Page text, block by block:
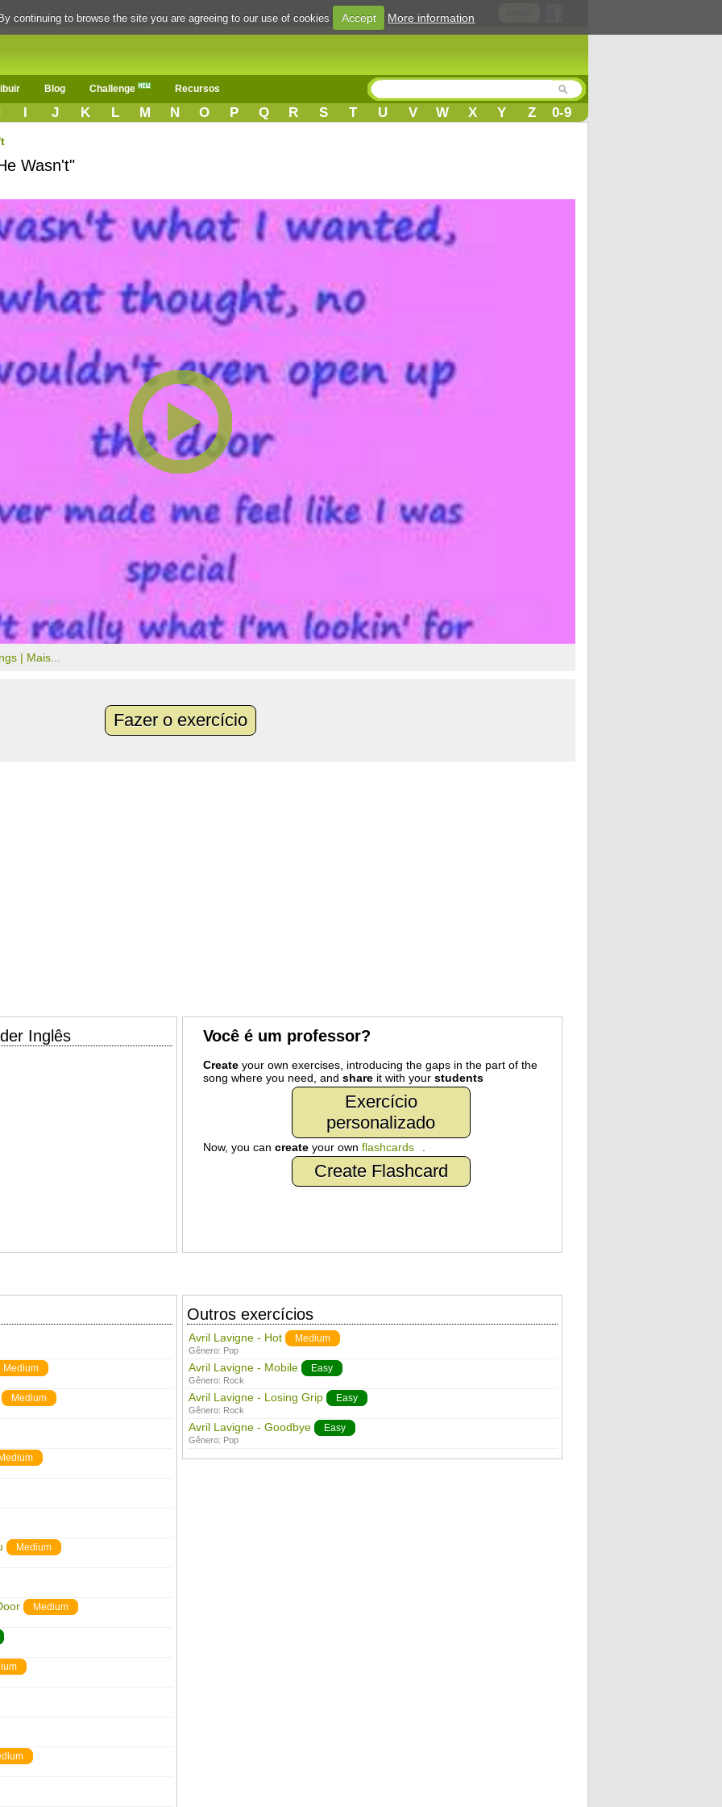
Blog Challenge Recursos
I J K L M N O P Q R S T U V W X Y Z 0-9
Wasn't"
| Mais...
Fazer o exercício
Inglês Você é um professor?
Createyour own exercises, introducing the gaps in the part of the
song where you need, and shareit with your students
Exercício
personalizado
Now, you can createyour own flashcards .
Create Flashcard
Medium
Medium
Medium
Medium
Outros exercícios
Avril Lavigne - Hot Medium
Gênero: Pop
Avril Lavigne - Mobile Easy
Gênero: Rock
Avril Lavigne - Losing Grip Easy
Gênero: Rock
Avril Lavigne - Goodbye Easy
Gênero: Pop
continuing to browse the site you are agreeing to our use of cookies Accept More information